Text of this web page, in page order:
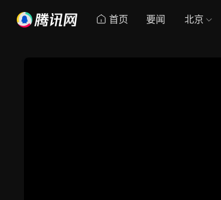
首页 要闻 北京